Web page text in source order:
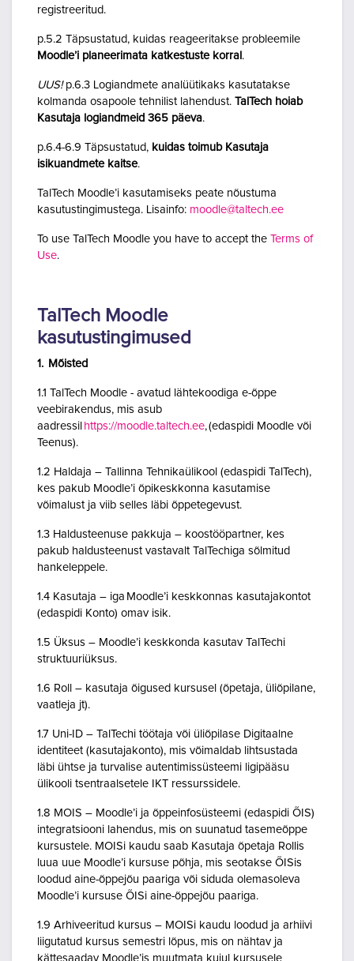
registreeritud.
p.5.2 Täpsustatud, kuidas reageeritakse probleemile
Moodle’i planeerimata katkestuste korral .
UUS!p.6.3 Logiandmete analüütikaks kasutatakse
kolmanda osapoole tehnilist lahendust. TalTech hoiab
Kasutaja logiandmeid 365 päeva.
p.6.4-6.9 Täpsustatud, kuidas toimub Kasutaja
isikuandmete kaitse.
TalTech Moodle’i kasutamiseks peate nõustuma
kasutustingimustega. Lisainfo: moodle@taltech.ee
To use TalTech Moodle you have to accept the Terms of
Use.
TalTech Moodle
kasutustingimused
1. Mõisted
1.1 TalTech Moodle - avatud lähtekoodiga e-õppe
veebirakendus, mis asub
aadressil https://moodle.taltech.ee, (edaspidi Moodle või
Teenus).
1.2 Haldaja – Tallinna Tehnikaülikool (edaspidi TalTech),
kes pakub Moodle’i õpikeskkonna kasutamise
võimalust ja viib selles läbi õppetegevust.
1.3 Haldusteenuse pakkuja – koostööpartner, kes
pakub haldusteenust vastavalt TalTechiga sõlmitud
hankeleppele.
1.4 Kasutaja – iga Moodle’i keskkonnas kasutajakontot
(edaspidi Konto) omav isik.
1.5 Üksus – Moodle’i keskkonda kasutav TalTechi
struktuuriüksus.
1.6 Roll – kasutaja õigused kursusel (õpetaja, üliõpilane,
vaatleja jt).
1.7 Uni-ID – TalTechi töötaja või üliõpilase Digitaalne
identiteet (kasutajakonto), mis võimaldab lihtsustada
läbi ühtse ja turvalise autentimissüsteemi ligipääsu
ülikooli tsentraalsetele IKT ressurssidele.
1.8 MOIS – Moodle’i ja õppeinfosüsteemi (edaspidi ÕIS)
integratsiooni lahendus, mis on suunatud tasemeõppe
kursustele. MOISi kaudu saab Kasutaja õpetaja Rollis
luua uue Moodle’i kursuse põhja, mis seotakse ÕISis
loodud aine-õppejõu paariga või siduda olemasoleva
Moodle’i kursuse ÕISi aine-õppejõu paariga.
1.9 Arhiveeritud kursus – MOISi kaudu loodud ja arhiivi
liigutatud kursus semestri lõpus, mis on nähtav ja
kättesaadav Moodle’is muutmata kujul kursusele